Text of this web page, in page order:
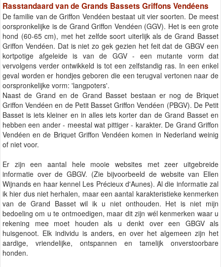
Rasstandaard van de Grands Bassets Griffons Vendéens
De familie van de Griffon Vendéen bestaat uit vier soorten. De meest
oorspronkelijke is de Grand Griffon Vendéen (GGV). Het is een grote
hond (60-65 cm), met het zelfde soort uiterlijk als de Grand Basset
Griffon Vendéen. Dat is niet zo gek gezien het feit dat de GBGV een
kortpotige afgeleide is van de GGV - een mutante vorm dat
vervolgens verder ontwikkeld is tot een zelfstandig ras. In een enkel
geval worden er hondjes geboren die een terugval vertonen naar de
oorspronkelijke vorm: 'langpoters'.
Naast de Grand en de Grand Basset bestaan er nog de Briquet
Griffon Vendéen en de Petit Basset Griffon Vendéen (PBGV). De Petit
Basset is iets kleiner en in alles iets korter dan de Grand Basset en
hebben een ander - meestal wat pittiger - karakter. De Grand Griffon
Vendéen en de Briquet Griffon Vendéen komen in Nederland weinig
of niet voor.
Er zijn een aantal hele mooie websites met zeer uitgebreide
informatie over de GBGV. (Zie bijvoorbeeld de website van Ellen
Wijnands en haar kennel Les Précieux d'Aunes). Al die informatie zal
ik hier dus niet herhalen, maar een aantal karakteristieke kenmerken
van de Grand Basset wil ik u niet onthouden. Het is niet mijn
bedoeling om u te ontmoedigen, maar dit zijn wél kenmerken waar u
rekening mee moet houden als u denkt over een GBGV als
huisgenoot. Elk individu is anders, en over het algemeen zijn het
aardige, vriendelijke, ontspannen en tamelijk onverstoorbare
honden.